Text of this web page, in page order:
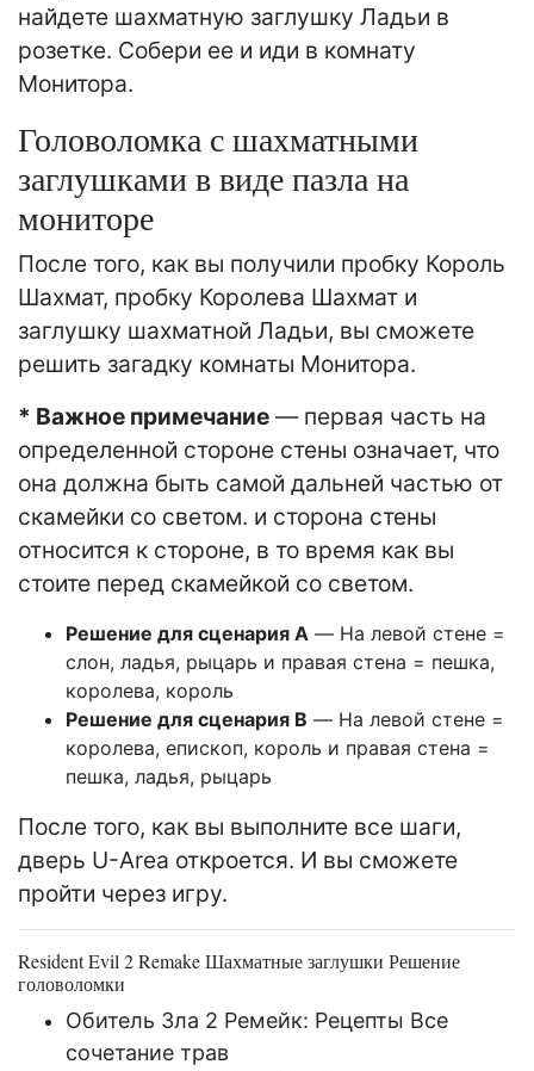
найдете шахматную заглушку Ладьи в
розетке. Собери ее и иди в комнату
Монитора.
Головоломка с шахматными
заглушками в виде пазла на
мониторе
После того, как вы получили пробку Король
Шахмат, пробку Королева Шахмат и
заглушку шахматной Ладьи, вы сможете
решить загадку комнаты Монитора.
* Важное примечание — первая часть на
определенной стороне стены означает, что
она должна быть самой дальней частью от
скамейки со светом. и сторона стены
относится к стороне, в то время как вы
стоите перед скамейкой со светом.
Решение для сценария A — На левой стене =
слон, ладья, рыцарь и правая стена = пешка,
королева, король
Решение для сценария B — На левой стене =
королева, епископ, король и правая стена =
пешка, ладья, рыцарь
После того, как вы выполните все шаги,
дверь U-Area откроется. И вы сможете
пройти через игру.
Resident Evil 2 Remake Шахматные заглушки Решение
головоломки
Обитель Зла 2 Ремейк: Рецепты Все
сочетание трав